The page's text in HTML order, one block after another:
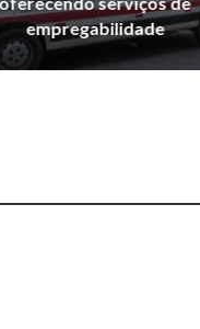
empregabilidade